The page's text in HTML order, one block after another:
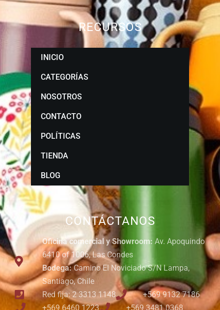
CONTÁCTANOS
Oficina comercial y Showroom: Av. Apoquindo
6410 of 1006, Las Condes
Bodega:Camino El Noviciado S/N Lampa,
Santiago, Chile
Red fija: 2 3313 1148
+569 9132 7186
+569 6460 1223
+569 3481 0368
RECURSOS
INICIO
CATEGORÍAS
NOSOTROS
CONTACTO
POLÍTICAS
TIENDA
BLOG